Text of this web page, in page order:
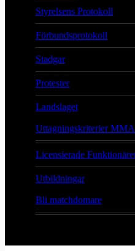
Styrelsens Protokoll
Förbundsprotokoll
Stadgar
Protester
Landslaget
Uttagningskriterier
Licensierade
Utbildningar
Bli matchdomare